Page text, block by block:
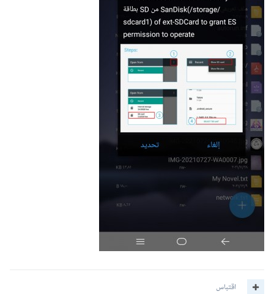
اقتباس